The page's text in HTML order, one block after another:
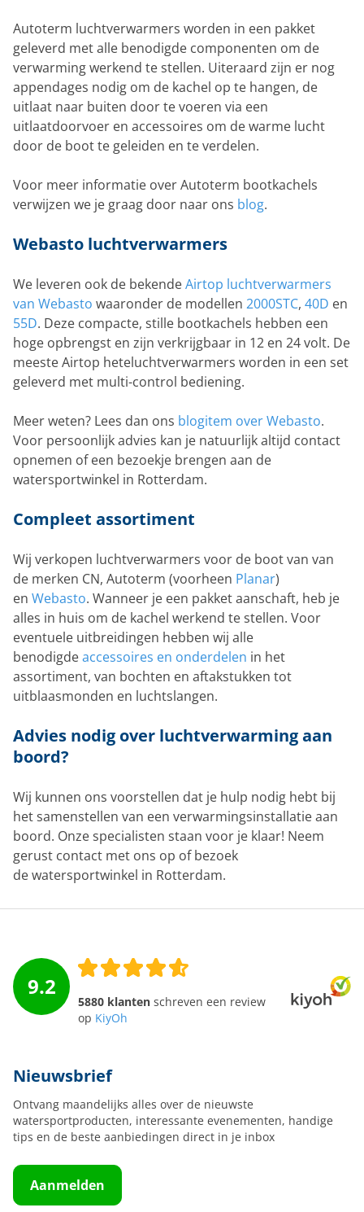
Autoterm luchtverwarmers worden in een pakket
geleverd met alle benodigde componenten om de
verwarming werkend te stellen. Uiteraard zijn er nog
appendages nodig om de kachel op te hangen, de
uitlaat naar buiten door te voeren via een
uitlaatdoorvoer en accessoires om de warme lucht
door de boot te geleiden en te verdelen.
Voor meer informatie over Autoterm bootkachels
verwijzen we je graag door naar ons blog.
Webasto luchtverwarmers
We leveren ook de bekendeAirtop luchtverwarmers
van Webasto waaronder de modellen 2000STC, 40D en
55D. Deze compacte, stille bootkachels hebben een
hoge opbrengst en zijn verkrijgbaar in 12 en 24 volt. De
meeste Airtop heteluchtverwarmers worden in een set
geleverd met multi-control bediening.
Meer weten? Lees dan ons blogitem over Webasto.
Voor persoonlijk advies kan je natuurlijk altijd contact
opnemen of een bezoekje brengen aan de
watersportwinkel in Rotterdam.
Compleet assortiment
Wij verkopen luchtverwarmers voor de boot van van
de merken CN, Autoterm (voorheen Planar)
en Webasto. Wanneer je een pakket aanschaft, heb je
alles in huis om de kachel werkend te stellen. Voor
eventuele uitbreidingen hebben wij alle
benodigdeaccessoires en onderdelen in het
assortiment, van bochten en aftakstukken tot
uitblaasmonden en luchtslangen.
Advies nodig over luchtverwarming aan
boord?
Wij kunnen ons voorstellen dat je hulp nodig hebt bij
het samenstellen van een verwarmingsinstallatie aan
boord. Onze specialisten staan voor je klaar! Neem
gerust contact met ons op of bezoek
de watersportwinkel in Rotterdam.
9.2
5880 klanten schreven een review
op KiyOh
Nieuwsbrief
Ontvang maandelijks alles over de nieuwste
watersportproducten, interessante evenementen, handige
tips en de beste aanbiedingen direct in je inbox
Aanmelden